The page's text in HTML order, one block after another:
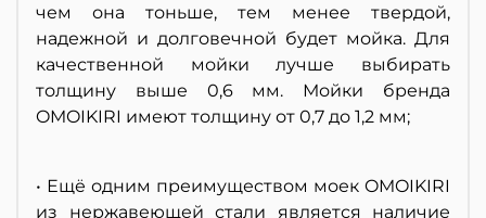
чем она тоньше, тем менее твердой,
надежной и долговечной будет мойка. Для
качественной мойки лучше выбирать
толщину выше 0,6 мм. Мойки бренда
OMOIKIRI имеют толщину от 0,7 до 1,2 мм;
• Ещё одним преимуществом моек OMOIKIRI
из нержавеющей стали является наличие